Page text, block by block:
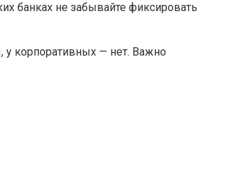
банках не забывайте фиксировать
у корпоративных — нет. Важно